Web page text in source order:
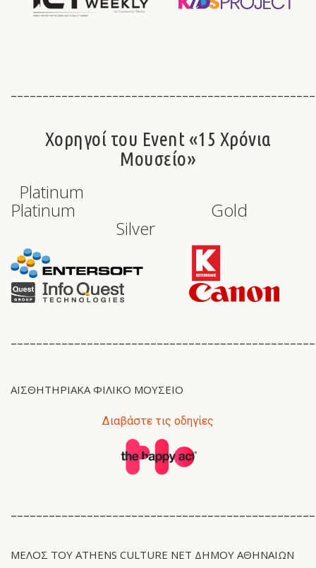
Χορηγοί του Event «15 Χρόνια
Μουσείο»
Platinum
Platinum Gold
Silver
ΑΙΣΘΗΤΗΡΙΑΚΆ ΦΙΛΙΚΌ ΜΟΥΣΕΊΟ
Διαβάστε τις οδηγίες
ΜΈΛΟΣ ΤΟΥ ATHENS CULTURE NET ΔΉΜΟΥ ΑΘΗΝΑΊΩΝ